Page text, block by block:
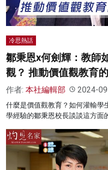
灼見活動
冷思熱話
鄒秉恩x何劍輝：教師
觀？ 推動價值觀教育
作者: 本社編輯部 2024-
什麼是價值觀教育？如何灌輸學
學經驗的鄒秉恩校長談談這方面